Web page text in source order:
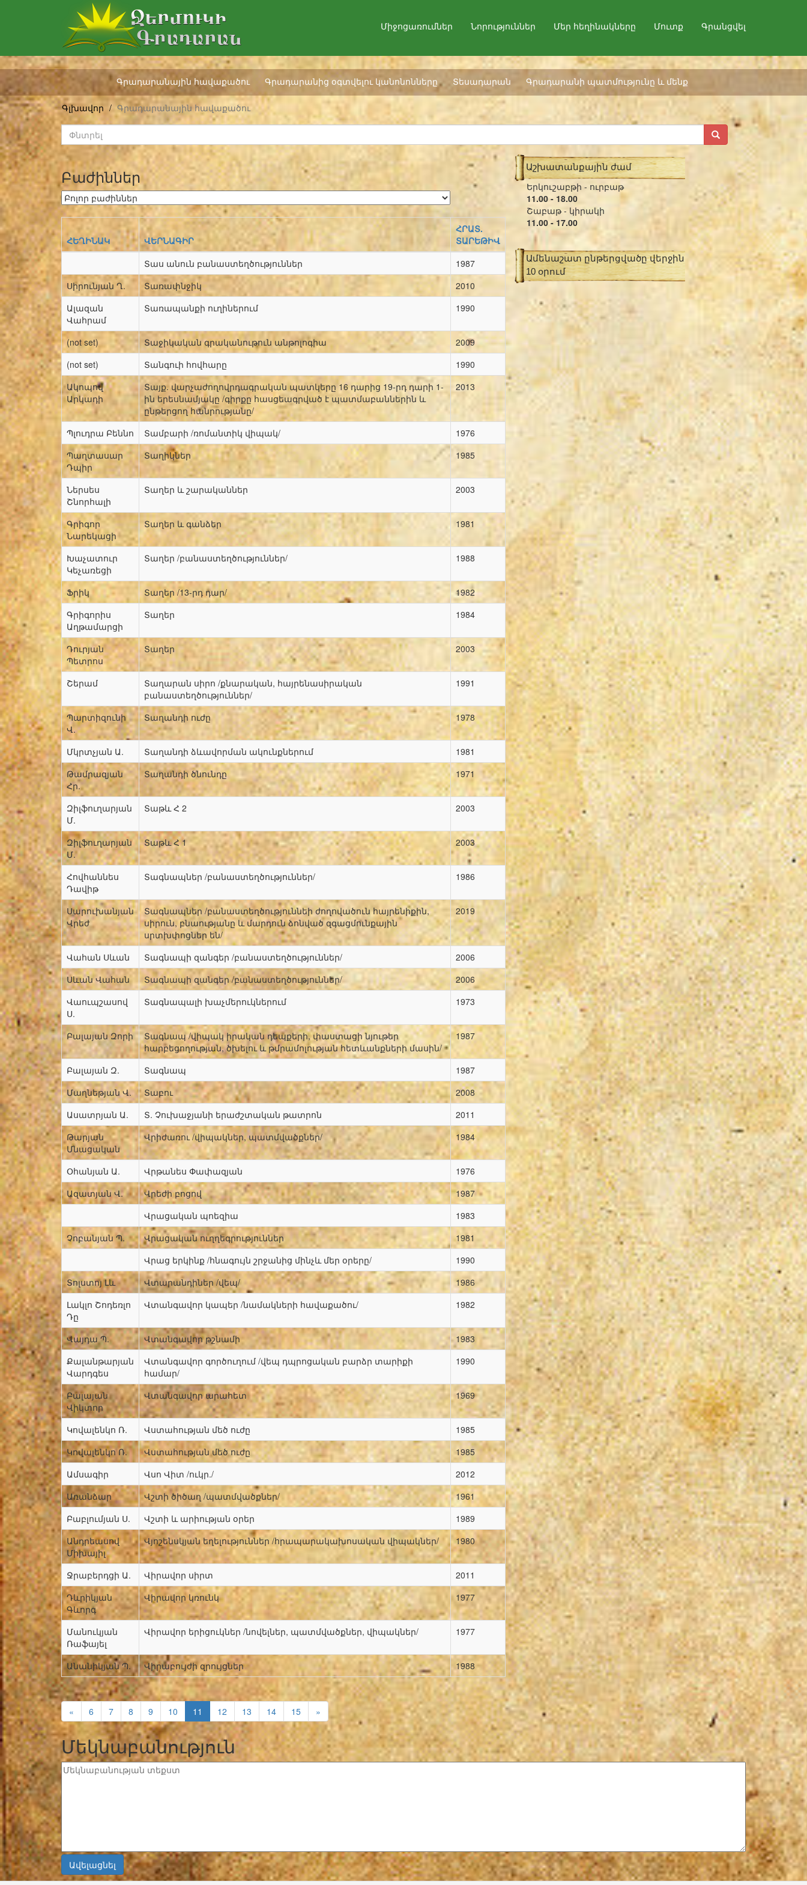
Միջոցառումներ Նորություններ Մեր հեղինակները Մուտք Գրանցվել
Գրադարանային հավաքածու Գրադարանից օգտվելու կանոնոնները Տեսադարան Գրադարանի պատմությունը և մենք
Գլխավոր Գրադարանային հավաքածու
Բաժիններ
ՀԵՂԻՆԱԿ ՎԵՐՆԱԳԻՐ
ՀՐԱՏ.
ՏԱՐԵԹԻՎ
Տաս անուն բանաստեղծություններ
1987
Սիրունյան Ղ.
Տառափնջիկ
2010
Ալազան
Վահրամ
Տառապանքի ուղիներում 1990
(not set) Տաջիկական գրականութուն անթոլոգիա
2009
(not set)
Տանգուի հովհարը
1990
Ակոպով
Արկադի
Տայք. վարչաժողովրդագրական պատկերը 16 դարից 19-րդ դարի 1-
ին երեսնամյակը /գիրքը հասցեագրված է պատմաբաններին և
ընթերցող հանրությանը/
2013
Պլուդրա Բեննո Տամբարի /ռոմանտիկ վիպակ/
1976
Պաղտասար
Դպիր
Տաղիկներ 1985
Ներսես
Շնորհալի
Տաղեր և շարականներ 2003
Գրիգոր
Նարեկացի
Տաղեր և գանձեր 1981
Խաչատուր
Կեչառեցի
Տաղեր /բանաստեղծություններ/ 1988
Ֆրիկ Տաղեր /13-րդ դար/
1982
Գրիգորիս
Աղթամարցի
Տաղեր 1984
Դուրյան
Պետրոս
Տաղեր 2003
Շերամ
Տաղարան սիրո /քնարական, հայրենասիրական
բանաստեղծություններ/
1991
Պարտիզունի
Վ.
Տաղանդի ուժը 1978
Մկրտչյան Ա. Տաղանդի ձևավորման ակունքներում
1981
Թամրազյան
Հր.
Տաղանդի ծնունդը 1971
Զիլֆուղարյան
Մ.
Տաթև Հ 2 2003
Զիլֆուղարյան
Մ.
Տաթև Հ 1 2003
Հովհաննես
Դավիթ
Տագնապներ /բանաստեղծություններ/ 1986
Սարուխանյան
Վրեժ
Տագնապներ /բանաստեղծություննեի ժողովածուն հայրենիքին,
սիրուն, բնաությանը և մարդուն ձոնված զգացմունքային
սրտխփոցներ են/
2019
Վահան Սևան Տագնապի զանգեր /բանաստեղծություններ/
2006
Սևան Վահան
Տագնապի զանգեր /բանաստեղծություններ/
2006
Վաուպշասով
Ս.
Տագնապալի խաչմերուկներում 1973
Բալայան Զորի
Տագնապ /վիպակ իրական դեպքերի, փաստացի նյութեր
հարբեցողության, ծխելու և թմրամոլության հետևանքների մասին/
1987
Բալայան Զ. Տագնապ
1987
Մաղնեթյան Վ.
Տաբու
2008
Ասատրյան Ա.
Տ. Չուխաջյանի երաժշտական թատրոն
2011
Թարյան
Մնացական
Վրիժառու /վիպակներ, պատմվածքներ/ 1984
Օհանյան Ա. Վրթանես Փափազյան
1976
Ազատյան Վ.
Վրեժի բոցով
1987
Վրացական պոեզիա
1983
Չոբանյան Պ.
Վրացական ուղղեգրություններ
1981
Վրաց երկինք /հնագույն շրջանից մինչև մեր օրերը/
1990
Տոլստոյ Լև
Վտարանդիներ /վեպ/
1986
Լակլո Շոդեռլո
Դը
Վտանգավոր կապեր /նամակների հավաքածու/ 1982
Վայդա Պ. Վտանգավոր թշնամի
1983
Քալանթարյան
Վարդգես
Վտանգավոր գործուղում /վեպ դպրոցական բարձր տարիքի
համար/
1990
Բալայան
Վիկտոր
Վտանգավոր արահետ 1969
Կովալենկո Ռ. Վստահության մեծ ուժը
1985
Կովալենկո Ռ.
Վստահության մեծ ուժը
1985
Ամսագիր
Վսո Վիտ /ուկր./
2012
Առանձար
Վշտի ծիծաղ /պատմվածքներ/
1961
Բաբլումյան Ս.
Վշտի և արիության օրեր
1989
Անդրեասով
Միխայիլ
Վյոշենսկյան եղելություններ /հրապարակախոսական վիպակներ/ 1980
Ջրաբերդցի Ա. Վիրավոր սիրտ
2011
Դևրիկյան
Գևորգ
Վիրավոր կռունկ 1977
Մանուկյան
Ռաֆայել
Վիրավոր երիցուկներ /նովելներ, պատմվածքներ, վիպակներ/ 1977
Անանիկյան Պ. Վիրաբույժի զրույցներ 1988
« 6 7 8 9 10 11 12 13 14 15 »
Աշխատանքային ժամ
Երկուշաբթի - ուրբաթ
11.00 - 18.00
Շաբաթ - կիրակի
11.00 - 17.00
Ամենաշատ ընթերցվածը վերջին
10 օրում
Մեկնաբանություն